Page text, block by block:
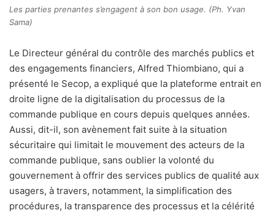
Les parties prenantes s’engagent à son bon usage. (Ph. Yvan
Sama)
Le Directeur général du contrôle des marchés publics et
des engagements financiers, Alfred Thiombiano, qui a
présenté le Secop, a expliqué que la plateforme entrait en
droite ligne de la digitalisation du processus de la
commande publique en cours depuis quelques années.
Aussi, dit-il, son avènement fait suite à la situation
sécuritaire qui limitait le mouvement des acteurs de la
commande publique, sans oublier la volonté du
gouvernement à offrir des services publics de qualité aux
usagers, à travers, notamment, la simplification des
procédures, la transparence des processus et la célérité